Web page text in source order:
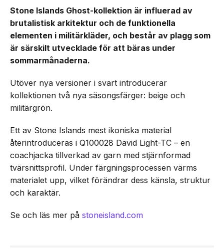
Stone Islands Ghost-kollektion är influerad av
brutalistisk arkitektur och de funktionella
elementen i militärkläder, och består av plagg som
är särskilt utvecklade för att bäras under
sommarmånaderna.
Utöver nya versioner i svart introducerar
kollektionen två nya säsongsfärger: beige och
militärgrön.
Ett av Stone Islands mest ikoniska material
återintroduceras i Q100028 David Light-TC – en
coachjacka tillverkad av garn med stjärnformad
tvärsnittsprofil. Under färgningsprocessen värms
materialet upp, vilket förändrar dess känsla, struktur
och karaktär.
Se och läs mer på stoneisland.com